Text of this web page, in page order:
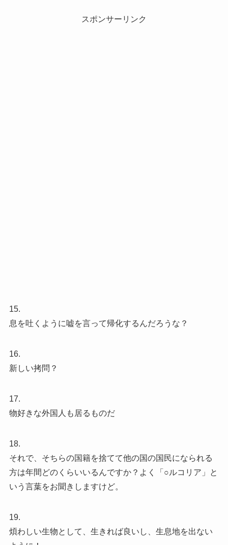
スポンサーリンク
15.
息を吐くように嘘を言って帰化するんだろうな？
16.
新しい拷問？
17.
物好きな外国人も居るものだ
18.
それで、そちらの国籍を捨てて他の国の国民になられる
方は年間どのくらいいるんですか？よく「○ルコリア」と
いう言葉をお聞きしますけど。
19.
煩わしい生物として、生きれば良いし、生息地を出ない